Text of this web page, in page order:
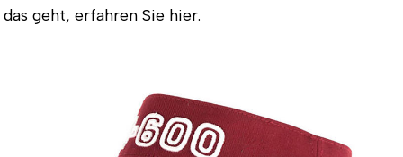
das geht, erfahren Sie hier.